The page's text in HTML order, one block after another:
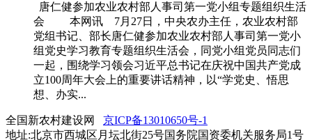
唐仁健参加农业农村部人事司第一党小组专题组织生活
会 本网讯 7月27日，中央农办主任，农业农村部
党组书记、部长唐仁健参加农业农村部人事司第一党小
组党史学习教育专题组织生活会，同党小组党员同志们
一起，围绕学习领会习近平总书记在庆祝中国共产党成
立100周年大会上的重要讲话精神，以“学党史、悟思
想、办实...
全国新农村建设网 京ICP备13010650号-1
地址:北京市西城区月坛北街25号国务院国资委机关服务局1号